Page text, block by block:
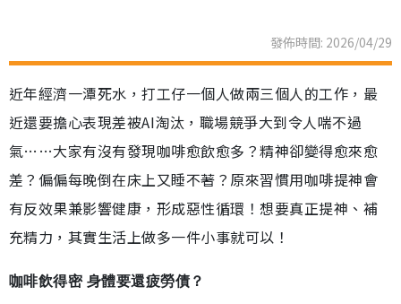
發佈時間: 2026/04/29
近年經濟一潭死水，打工仔一個人做兩三個人的工作，最
近還要擔心表現差被AI淘汰，職場競爭大到令人喘不過
氣……大家有沒有發現咖啡愈飲愈多？精神卻變得愈來愈
差？偏偏每晚倒在床上又睡不著？原來習慣用咖啡提神會
有反效果兼影響健康，形成惡性循環！想要真正提神、補
充精力，其實生活上做多一件小事就可以！
咖啡飲得密 身體要還疲勞債？